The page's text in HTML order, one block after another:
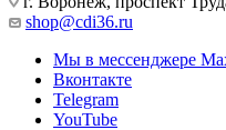
shop@cdi36.ru
Мы в мессенджере
Вконтакте
Telegram
YouTube